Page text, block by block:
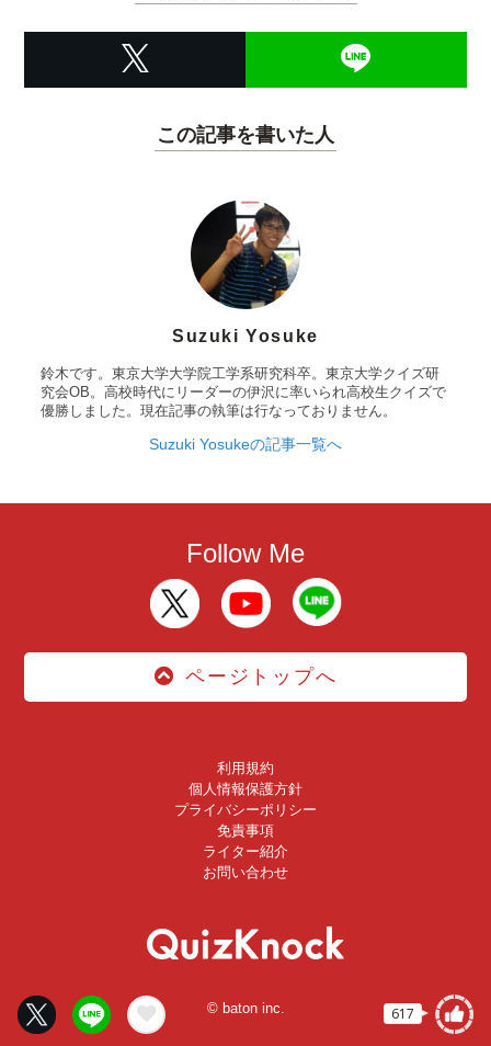
617
この記事を書いた人
Suzuki Yosuke
鈴木です。東京大学大学院工学系研究科卒。東京大学クイズ研
究会OB。高校時代にリーダーの伊沢に率いられ高校生クイズで
優勝しました。現在記事の執筆は行なっておりません。
Suzuki Yosukeの記事一覧へ
Follow Me
ページトップへ
利用規約
個人情報保護方針
プライバシーポリシー
免責事項
ライター紹介
お問い合わせ
© baton inc.